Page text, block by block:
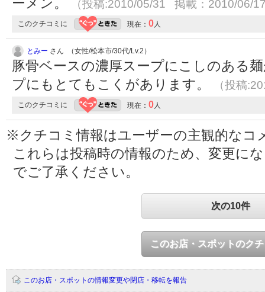
（投稿:2010/05/31 掲載：2010/06/
このクチコミに 現在： 0人
とみー さん （女性/松本市/30代/Lv.2）
豚骨ベースの濃厚スープにこしのある
プにもとてもこくがあります。
（投稿
このクチコミに 現在： 0人
※クチコミ情報はユーザーの主観的なコ
これらは投稿時の情報のため、変更に
でご了承ください。
次の10件
このお店・スポットのク
このお店・スポットの情報変更や閉店・移転を報告